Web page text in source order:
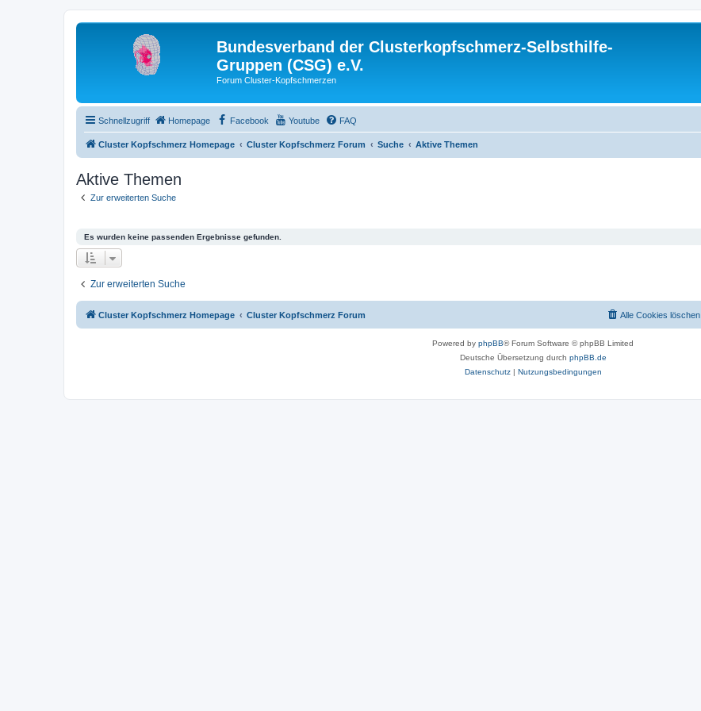
Bundesverband der Clusterkopfschmerz-Selbsthilfe-
Gruppen (CSG) e.V.
Forum Cluster-Kopfschmerzen
Schnellzugriff Homepage Facebook Youtube FAQ
Cluster Kopfschmerz Homepage Cluster Kopfschmerz Forum Suche Aktive Themen
Aktive Themen
Zur erweiterten Suche
Es wurden keine passenden Ergebnisse gefunden.
Zur erweiterten Suche
Cluster Kopfschmerz Homepage Cluster Kopfschmerz Forum Alle Cookies löschen
Powered by phpBB® Forum Software © phpBB Limited
Deutsche Übersetzung durch phpBB.de
Datenschutz| Nutzungsbedingungen